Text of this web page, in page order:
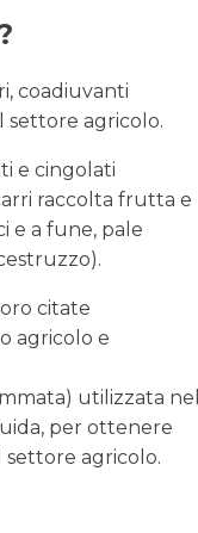
coadiuvanti
settore agricolo.
e cingolati
raccolta frutta e
e a fune, pale
citate
agricolo e
utilizzata nel
per ottenere
settore agricolo.